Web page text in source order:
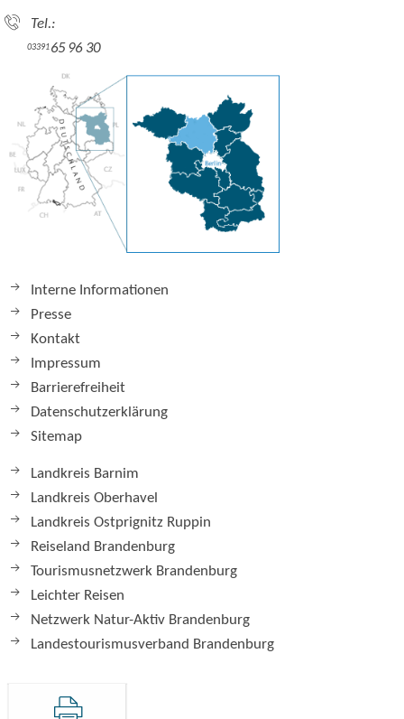
Tel.:
0339165 96 30
Interne Informationen
Presse
Kontakt
Impressum
Barrierefreiheit
Datenschutzerklärung
Sitemap
Landkreis Barnim
Landkreis Oberhavel
Landkreis Ostprignitz Ruppin
Reiseland Brandenburg
Tourismusnetzwerk Brandenburg
Leichter Reisen
Netzwerk Natur-Aktiv Brandenburg
Landestourismusverband Brandenburg